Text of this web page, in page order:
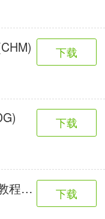
下载
下载
(源码) 下载